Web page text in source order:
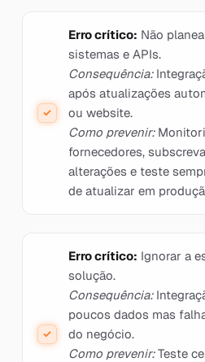
Erro crítico: Não
sistemas e APIs.
Consequência:
após atualizações
ou website.
Como prevenir:
fornecedores,
alterações e teste
de atualizar em
Erro crítico: Ignorar a
solução.
Consequência:
poucos dados mas
do negócio.
Como prevenir:Teste